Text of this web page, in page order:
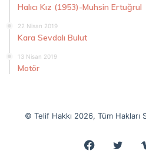
Halıcı Kız (1953)-Muhsin Ertuğrul
22 Nisan 2019
Kara Sevdalı Bulut
13 Nisan 2019
Motör
© Telif Hakkı 2026, Tüm Hakları
Facebook